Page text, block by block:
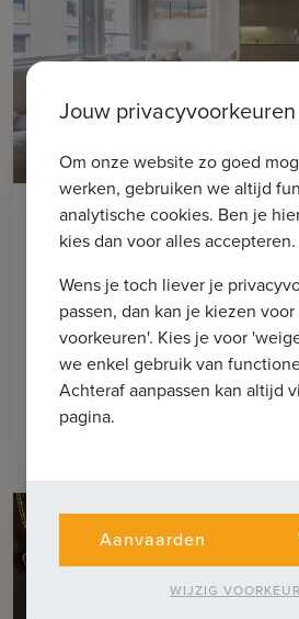
KNOKKE-HEIST
Mooi en breed 2-SLK
gelegen op een
en de Lippenslaan
€ 598.000
Jouw privacyvoorkeuren
Om onze website zo goed
werken, gebruiken we altijd
analytische cookies. Ben je
kies dan voor alles accepteren.
Wens je toch liever je
passen, dan kan je kiezen
voorkeuren'. Kies je voor
we enkel gebruik van
Achteraf aanpassen kan altijd
pagina.
Aanvaarden
WIJZIG